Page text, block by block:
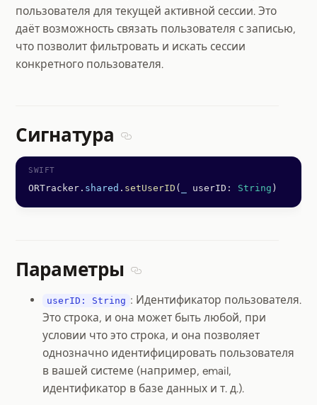
iOS SDK ⁠-⁠ метод
пользователя для текущей активной сессии. Это
даёт возможность связать пользователя с записью,
что позволит фильтровать и искать сессии
конкретного пользователя.
Сигнатура
ORTracker. shared . setUserID ( userID : String )
Параметры
userID: String : Идентификатор пользователя.
Это строка, и она может быть любой, при
условии что это строка, и она позволяет
однозначно идентифицировать пользователя
в вашей системе (например, email,
идентификатор в базе данных и т. д.).